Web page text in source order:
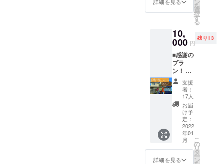
カウン
トをお
カウン
ト名の
記載を
おねが
いしま
す。 ※
有効期
限：リ
ターン
発送日
から〜
6ヶ月後
の前日
まで有
効 ※対
合はThe
持ちを
伝えま
ざいま
す。
※有効期
限：リ
ターン
発送日
から〜
6ヶ月後
の前日
まで有
効 ・提
携施設
（Livin
Anywh
ere
Commo
完成し
たゲス
スに素
泊まり
で1泊し
ていた
だけま
す。な
お、お
部屋は
ドミト
リーの
お部屋
になり
ます。
※宿泊
約款に
同意い
ただく
を
選
択
す
る
10,
000 円
残り13
■感謝の
プラ
ン！ ・
HPにあ
なたの
お名前
を記載
しま
す。 ・
特別な
思いを
載せ
て、お
手紙を
支援
者：
17人
お届
け予
定：
2022
年01
月
詳細を見る
こ
の
リ
タ
ー
ン